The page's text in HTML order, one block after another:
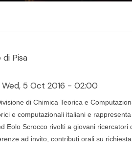
Pisa
Wed, 5 Oct 2016 - 02:00
di Chimica Teorica e
e computazionali italiani e
Eolo Scrocco rivolti a giovani
ad invito, contributi orali su